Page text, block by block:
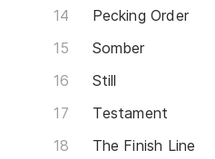
Pecking Order
Somber
Still
Testament
The Finish Line